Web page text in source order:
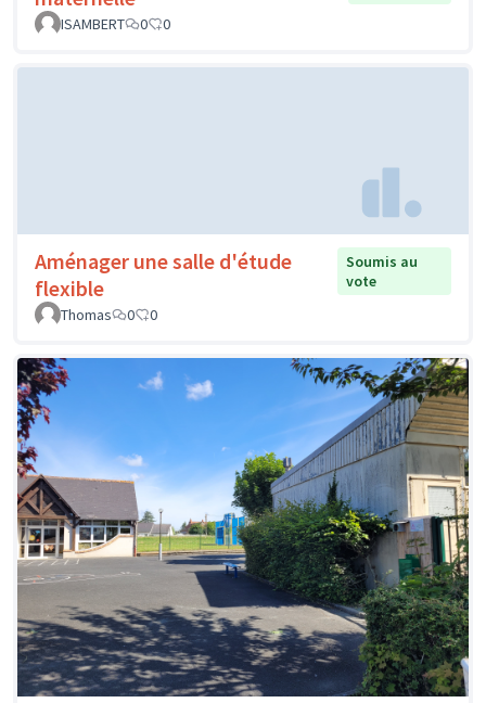
ISAMBERT
0 0
Aménager une salle d'étude
flexible
Soumis au
vote
Thomas
0 0